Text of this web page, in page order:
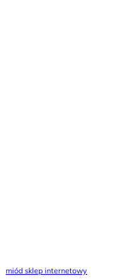
miód sklep internetowy